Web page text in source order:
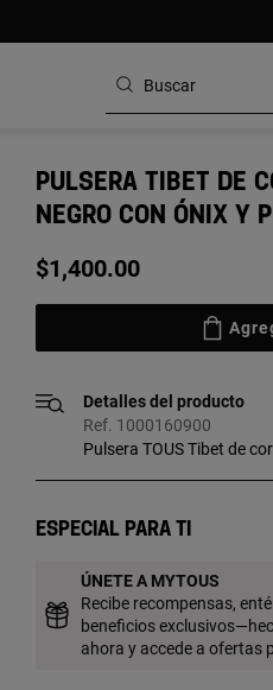
PULSERA TIBET DE
NEGRO CON ÓNIX Y
$1,400.00
Detalles del producto
Ref. 1000160900
Pulsera TOUS Tibet de
Especial para ti
ÚNETE A MYTOUS
Recibe recompensas,
beneficios
ahora y accede a ofertas